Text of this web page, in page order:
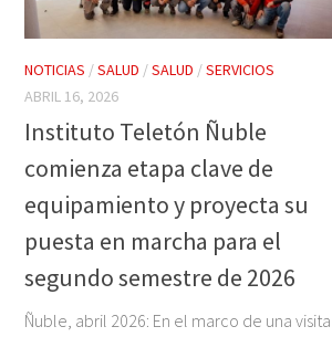
NOTICIAS /SALUD /SALUD /SERVICIOS
ABRIL 16, 2026
Instituto Teletón Ñuble
comienza etapa clave de
equipamiento y proyecta su
puesta en marcha para el
segundo semestre de 2026
Ñuble, abril 2026: En el marco de una visita